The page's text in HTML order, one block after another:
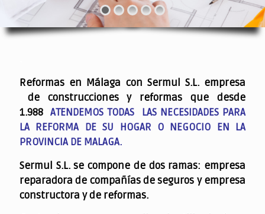
Reformas en Málaga con Sermul S.L. empresa
de construcciones y reformas que desde
1.988ATENDEMOS TODAS LAS NECESIDADES PARA
LA REFORMA DE SU HOGAR O NEGOCIO EN LA
PROVINCIA DE MALAGA.
Sermul S.L. se compone de dos ramas: empresa
reparadora de compañías de seguros y empresa
constructora y de reformas.